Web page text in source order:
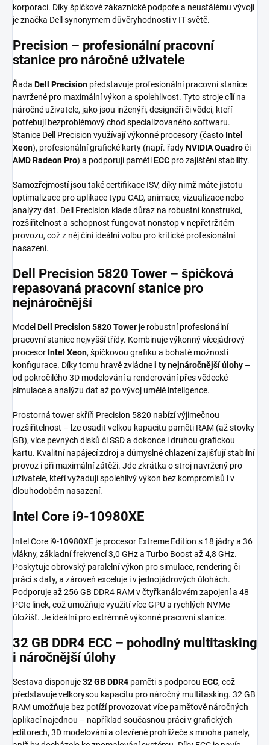
korporací. Díky špičkové zákaznické podpoře a neustálému vývoji
je značka Dell synonymem důvěryhodnosti v IT světě.
Precision – profesionální pracovní
stanice pro náročné uživatele
Řada Dell Precision představuje profesionální pracovní stanice
navržené pro maximální výkon a spolehlivost. Tyto stroje cílí na
náročné uživatele, jako jsou inženýři, designéři či vědci, kteří
potřebují bezproblémový chod specializovaného softwaru.
Stanice Dell Precision využívají výkonné procesory (často Intel
Xeon), profesionální grafické karty (např. řadyNVIDIA Quadroči
AMD Radeon Pro) a podporují pamětiECC pro zajištění stability.
Samozřejmostí jsou také certifikace ISV, díky nimž máte jistotu
optimalizace pro aplikace typu CAD, animace, vizualizace nebo
analýzy dat. Dell Precision klade důraz na robustní konstrukci,
rozšiřitelnost a schopnost fungovat nonstop v nepřetržitém
provozu, což z něj činí ideální volbu pro kritické profesionální
nasazení.
Dell Precision 5820 Tower – špičková
repasovaná pracovní stanice pro
nejnáročnější
Model Dell Precision 5820 Tower je robustní profesionální
pracovní stanice nejvyšší třídy. Kombinuje výkonný vícejádrový
procesor Intel Xeon, špičkovou grafiku a bohaté možnosti
konfigurace. Díky tomu hravě zvládnei ty nejnáročnější úlohy –
od pokročilého 3D modelování a renderování přes vědecké
simulace a analýzu dat až po vývoj umělé inteligence.
Prostorná tower skříň Precision 5820 nabízí výjimečnou
rozšiřitelnost – lze osadit velkou kapacitu paměti RAM (až stovky
GB), více pevných disků či SSD a dokonce i druhou grafickou
kartu. Kvalitní napájecí zdroj a důmyslné chlazení zajišťují stabilní
provoz i při maximální zátěži. Jde zkrátka o stroj navržený pro
uživatele, kteří vyžadují spolehlivý výkon bez kompromisů i v
dlouhodobém nasazení.
Intel Core i9-10980XE
Intel Core i9-10980XE je procesor Extreme Edition s 18 jádry a 36
vlákny, základní frekvencí 3,0 GHz a Turbo Boost až 4,8 GHz.
Poskytuje obrovský paralelní výkon pro simulace, rendering či
práci s daty, a zároveň exceluje i v jednojádrových úlohách.
Podporuje až 256 GB DDR4 RAM v čtyřkanálovém zapojení a 48
PCIe linek, což umožňuje využití více GPU a rychlých NVMe
úložišť. Je ideální pro extrémně výkonné pracovní stanice.
32 GB DDR4 ECC – pohodlný multitasking
i náročnější úlohy
Sestava disponuje32 GB DDR4 paměti s podporou ECC, což
představuje velkorysou kapacitu pro náročný multitasking. 32 GB
RAM umožňuje bez potíží provozovat více paměťově náročných
aplikací najednou – například současnou práci v grafických
editorech, 3D modelování a otevřené prohlížeče s mnoha panely,